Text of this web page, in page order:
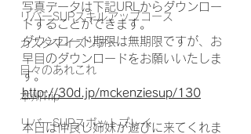
リバーSUPスキルアップコース
カスタマイズツアー
日々のあれこれ
本州Trip
リバーSUPスポットプレイ
写真データは下記URLからダウンロー
ドすることができます。
ダウンロード期限は無期限ですが、お
早目のダウンロードをお願いいたしま
す。
http://30d.jp/mckenziesup/130
本日は仲良し姉妹が遊びに来てくれま